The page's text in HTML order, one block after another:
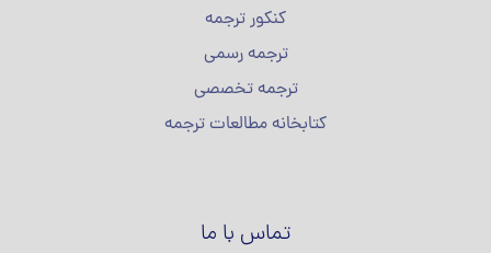
کنکور ترجمه
ترجمه رسمی
ترجمه تخصصی
کتابخانه مطالعات ترجمه
تماس با ما